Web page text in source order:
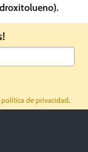
política de privacidad.